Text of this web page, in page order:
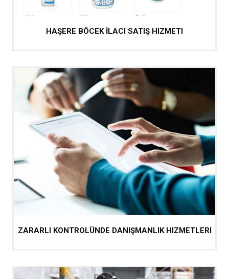
HAŞERE BÖCEK İLACI SATIŞ HIZMETI
ZARARLI KONTROLÜNDE DANIŞMANLIK HIZMETLERI